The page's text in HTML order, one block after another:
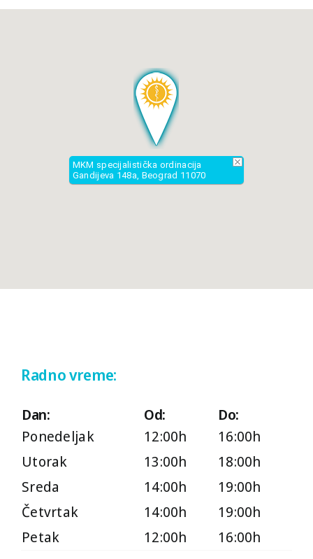
MKM specijalistička ordinacija
Gandijeva 148a, Beograd 11070
Radno vreme:
Dan: Od:
Do:
Ponedeljak
12:00h
16:00h
Utorak
13:00h
18:00h
Sreda
14:00h
19:00h
Četvrtak
14:00h
19:00h
Petak
12:00h 16:00h